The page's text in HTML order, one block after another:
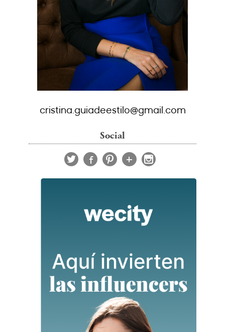
cristina.guiadeestilo@gmail.com
Social